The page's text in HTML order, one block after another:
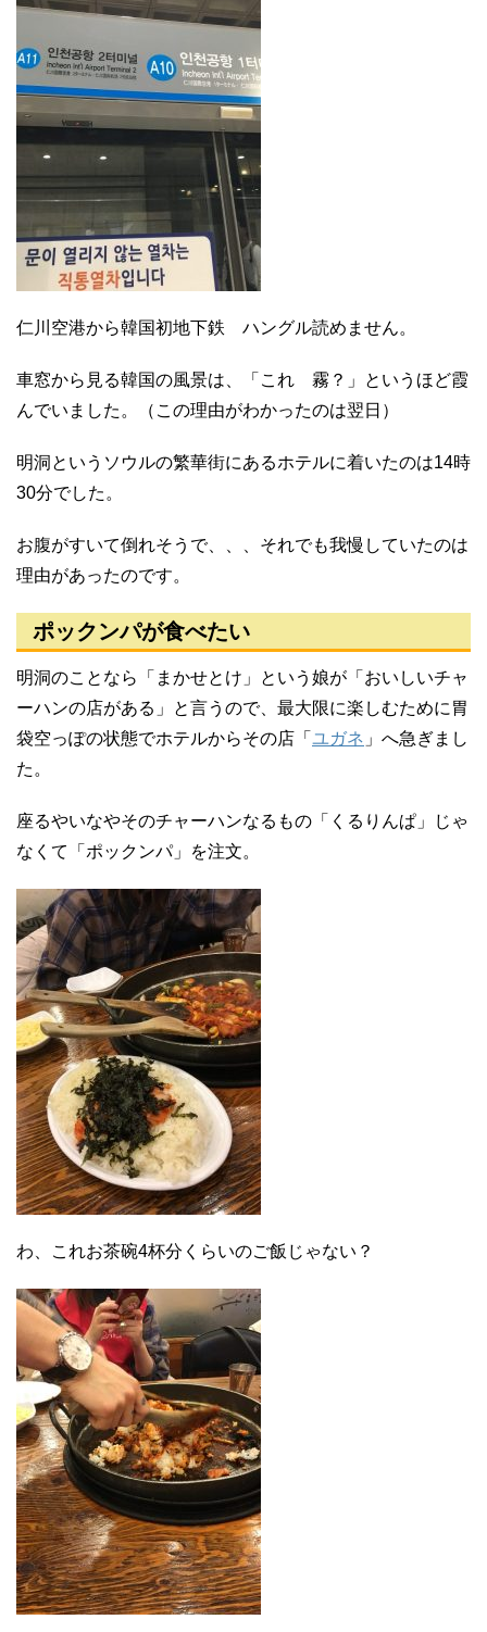
仁川空港から韓国初地下鉄 ハングル読めません。
車窓から見る韓国の風景は、「これ 霧？」というほど霞
んでいました。（この理由がわかったのは翌日）
明洞というソウルの繁華街にあるホテルに着いたのは14時
30分でした。
お腹がすいて倒れそうで、、、それでも我慢していたのは
理由があったのです。
ポックンパが食べたい
明洞のことなら「まかせとけ」という娘が「おいしいチャ
ーハンの店がある」と言うので、最大限に楽しむために胃
袋空っぽの状態でホテルからその店「 ユガネ 」へ急ぎまし
た。
座るやいなやそのチャーハンなるもの「くるりんぱ」じゃ
なくて「ポックンパ」を注文。
わ、これお茶碗4杯分くらいのご飯じゃない？